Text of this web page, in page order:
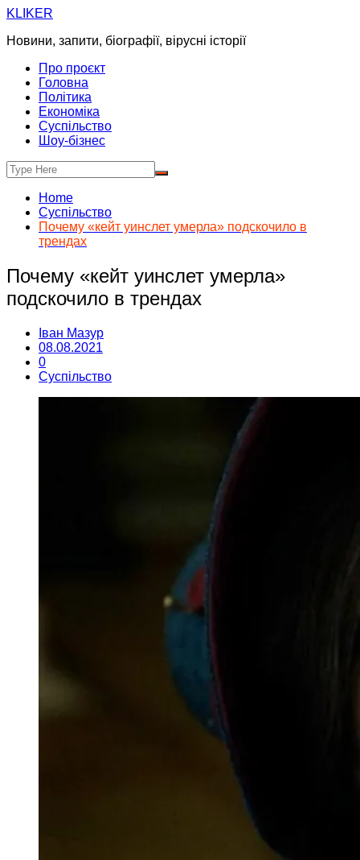
Skip
content
KLIKER
Новини, запити, біографії, вірусні історії
Про проєкт
Головна
Політика
Економіка
Суспільство
Шоу-бізнес
Home
Суспільство
Почему «кейт уинслет умерла» подскочило в
трендах
Почему «кейт уинслет умерла»
подскочило в трендах
Іван Мазур
08.08.2021
0
Суспільство